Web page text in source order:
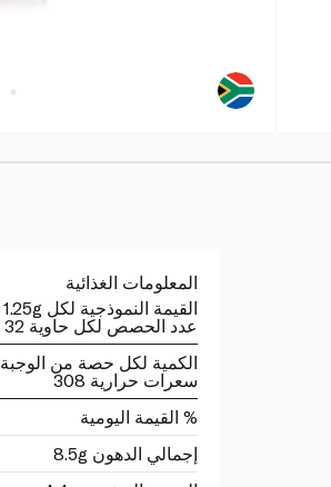
المعلومات الغذائية
القيمة النموذجية لكل 1.25g
عدد الحصص لكل حاوية 32
الكمية لكل حصة من الوجبة
سعرات حرارية 308
% القيمة اليومية
إجمالي الدهون 8.5g